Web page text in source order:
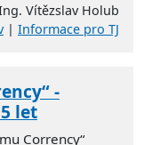
Vítězslav Holub
| Informace pro TJ
-
let
Corrency“